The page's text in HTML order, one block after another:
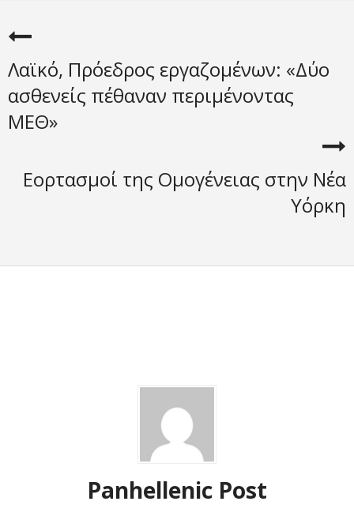
Λαϊκό, Πρόεδρος εργαζομένων: «Δύο
ασθενείς πέθαναν περιμένοντας
ΜΕΘ»
Εορτασμοί της Ομογένειας στην Νέα
Υόρκη
Panhellenic Post